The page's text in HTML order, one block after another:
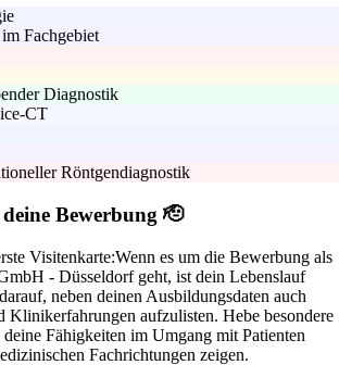
Fachgebiet
Diagnostik
CT
Röntgendiagnostik
Bewerbung 🫡
Visitenkarte:Wenn es um die Bewerbung als
- Düsseldorf geht, ist dein Lebenslauf
neben deinen Ausbildungsdaten auch
Klinikerfahrungen aufzulisten. Hebe besondere
Fähigkeiten im Umgang mit Patienten
Fachrichtungen zeigen.